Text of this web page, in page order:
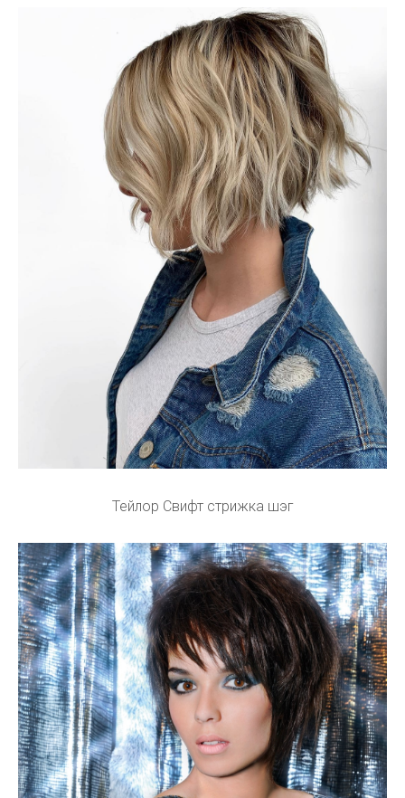
Тейлор Свифт стрижка шэг